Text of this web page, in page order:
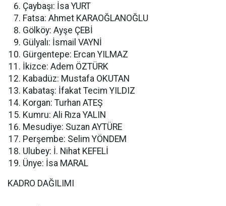
Çaybaşı: İsa YURT
Fatsa: Ahmet KARAOĞLANOĞLU
Gölköy: Ayşe ÇEBİ
Gülyalı: İsmail VAYNİ
Gürgentepe: Ercan YILMAZ
İkizce: Adem ÖZTÜRK
Kabadüz: Mustafa OKUTAN
Kabataş: İfakat Tecim YILDIZ
Korgan: Turhan ATEŞ
Kumru: Ali Rıza YALIN
Mesudiye: Suzan AYTÜRE
Perşembe: Selim YÖNDEM
Ulubey: İ. Nihat KEFELİ
Ünye: İsa MARAL
KADRO DAĞILIMI